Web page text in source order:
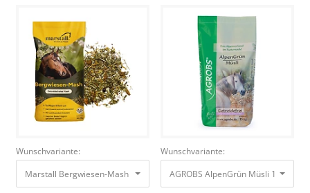
Wunschvariante:
Marstall Bergwiesen-Mash 12,5kg Getreidefrei & schmackhaft29,45 €
Wunschvariante: